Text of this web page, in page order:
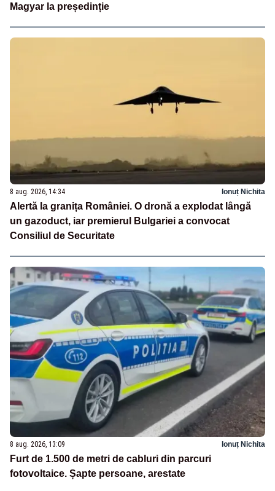
Magyar la președinție
8 aug. 2026, 14:34 Ionuț Nichita
Alertă la granița României. O dronă a explodat lângă
un gazoduct, iar premierul Bulgariei a convocat
Consiliul de Securitate
8 aug. 2026, 13:09 Ionuț Nichita
Furt de 1.500 de metri de cabluri din parcuri
fotovoltaice. Șapte persoane, arestate